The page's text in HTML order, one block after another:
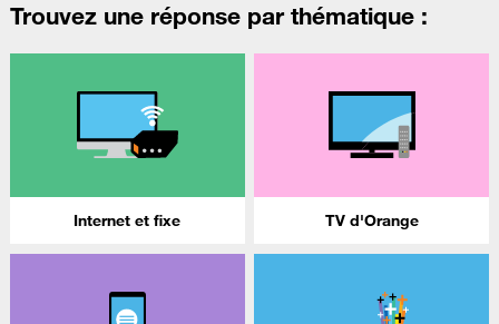
Trouvez une réponse par thématique :
Internet et fixe TV d'Orange